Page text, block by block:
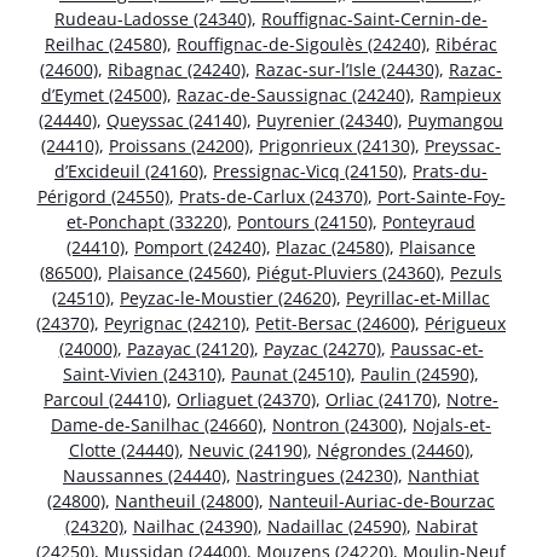
Rudeau-Ladosse (24340), Rouffignac-Saint-Cernin-de-
Reilhac (24580), Rouffignac-de-Sigoulès (24240), Ribérac
(24600), Ribagnac (24240), Razac-sur-l’Isle (24430), Razac-
d’Eymet (24500), Razac-de-Saussignac (24240), Rampieux
(24440), Queyssac (24140), Puyrenier (24340), Puymangou
(24410), Proissans (24200), Prigonrieux (24130), Preyssac-
d’Excideuil (24160), Pressignac-Vicq (24150), Prats-du-
Périgord (24550), Prats-de-Carlux (24370), Port-Sainte-Foy-
et-Ponchapt (33220), Pontours (24150), Ponteyraud
(24410), Pomport (24240), Plazac (24580), Plaisance
(86500), Plaisance (24560), Piégut-Pluviers (24360), Pezuls
(24510), Peyzac-le-Moustier (24620), Peyrillac-et-Millac
(24370), Peyrignac (24210), Petit-Bersac (24600), Périgueux
(24000), Pazayac (24120), Payzac (24270), Paussac-et-
Saint-Vivien (24310), Paunat (24510), Paulin (24590),
Parcoul (24410), Orliaguet (24370), Orliac (24170), Notre-
Dame-de-Sanilhac (24660), Nontron (24300), Nojals-et-
Clotte (24440), Neuvic (24190), Négrondes (24460),
Naussannes (24440), Nastringues (24230), Nanthiat
(24800), Nantheuil (24800), Nanteuil-Auriac-de-Bourzac
(24320), Nailhac (24390), Nadaillac (24590), Nabirat
(24250), Mussidan (24400), Mouzens (24220), Moulin-Neuf